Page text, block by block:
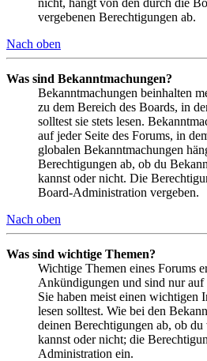
vergebenen Berechtigungen ab.
Nach oben
Was sind Bekanntmachungen?
Bekanntmachungen beinhalten
zu dem Bereich des Boards, in
solltest sie stets lesen.
auf jeder Seite des Forums, in
globalen Bekanntmachungen
Berechtigungen ab, ob du
kannst oder nicht. Die
Board-Administration vergeben.
Nach oben
Was sind wichtige Themen?
Wichtige Themen eines Forums
Ankündigungen und sind nur auf
Sie haben meist einen wichtigen
lesen solltest. Wie bei den
deinen Berechtigungen ab, ob
kannst oder nicht; die
Administration ein.